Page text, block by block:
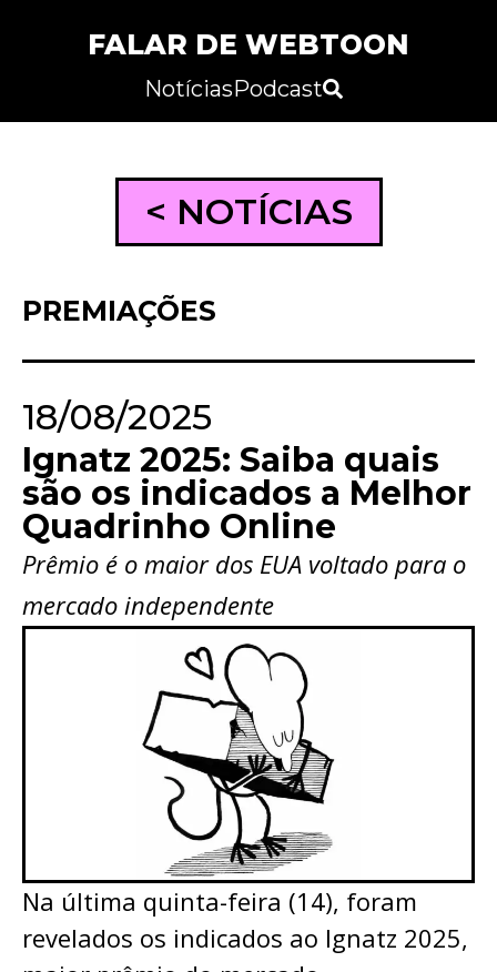
FALAR DE WEBTOON
NotíciasPodcast
< NOTÍCIAS
PREMIAÇÕES
18/08/2025
Ignatz 2025: Saiba quais
são os indicados a Melhor
Quadrinho Online
Prêmio é o maior dos EUA voltado para o
mercado independente
Na última quinta-feira (14), foram
revelados os indicados ao Ignatz 2025,